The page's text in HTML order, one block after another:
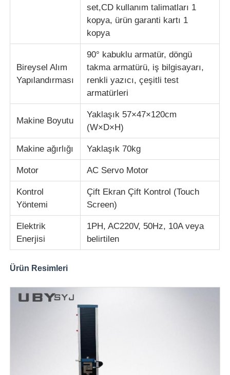
set,CD kullanım talimatları 1
kopya, ürün garanti kartı 1
kopya
Bireysel Alım
Yapılandırması
90° kabuklu armatür, döngü
takma armatürü, iş bilgisayarı,
renkli yazıcı, çeşitli test
armatürleri
Makine Boyutu
Yaklaşık 57×47×120cm
(W×D×H)
Makine ağırlığı Yaklaşık 70kg
Motor AC Servo Motor
Kontrol
Yöntemi
Çift Ekran Çift Kontrol (Touch
Screen)
Elektrik
Enerjisi
1PH, AC220V, 50Hz, 10A veya
belirtilen
Ürün Resimleri